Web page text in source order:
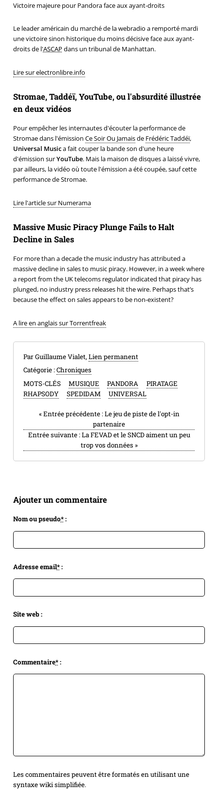
Victoire majeure pour Pandora face aux ayant-droits
Le leader américain du marché de la webradio a remporté mardi
une victoire sinon historique du moins décisive face aux ayant-
droits de l'ASCAP dans un tribunal de Manhattan.
Lire sur electronlibre.info
Stromae, Taddéï, YouTube, ou l'absurdité illustrée
en deux vidéos
Pour empêcher les internautes d'écouter la performance de
Stromae dans l'émission Ce Soir Ou Jamaisde Frédéric Taddéï,
Universal Musica fait couper la bande son d'une heure
d'émission surYouTube. Mais la maison de disques a laissé vivre,
par ailleurs, la vidéo où toute l'émission a été coupée, sauf cette
performance de Stromae.
Lire l'article sur Numerama
Massive Music Piracy Plunge Fails to Halt
Decline in Sales
For more than a decade the music industry has attributed a
massive decline in sales to music piracy. However, in a week where
a report from the UK telecoms regulator indicated that piracy has
plunged, no industry press releases hit the wire. Perhaps that’s
because the effect on sales appears to be non-existent?
A lire en anglais sur Torrentfreak
Par Guillaume Vialet, Lien permanent
Catégorie :Chroniques
MOTS-CLÉS
MUSIQUE PANDORA
PIRATAGE
RHAPSODY
SPEDIDAM UNIVERSAL
«Entrée précédente :Le jeu de piste de l'opt-in
partenaire
Entrée suivante :La FEVAD et le SNCD aiment un peu
trop vos données »
Ajouter un commentaire
Nom ou pseudo*:
Adresse email*:
Site web :
Commentaire*:
Les commentaires peuvent être formatés en utilisant une
syntaxe wiki simplifiée.